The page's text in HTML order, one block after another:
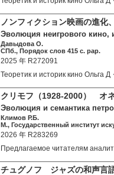
ノンフィクション映画の進
Эволюция неигрового
Давыдова О.
СПб., Порядок слов 415 c. pap.
2025 年 R272091
Теоретик и историк кино Ольга Д
クリモフ（1928-2000） オ
Эволюция и семантика
Климов Р.Б.
М., Государственный институт
2026 年 R283269
Предлагаемое читателям
チュグノフ ジャズの和声言